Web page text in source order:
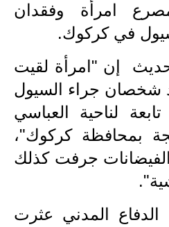
الاخبار الاقتصادية
المدارس
اخبار وقرارات وزارة التربية
نتائج الامتحانات
المرحلة الابتدائية
المرحلة المتوسطة
2024)، بمصرع امرأة وفقدان
في كركوك.
إن "امرأة لقيت
شخصان جراء السيول
لناحية العباسي
بمحافظة كركوك"،
جرفت كذلك
المدني عثرت